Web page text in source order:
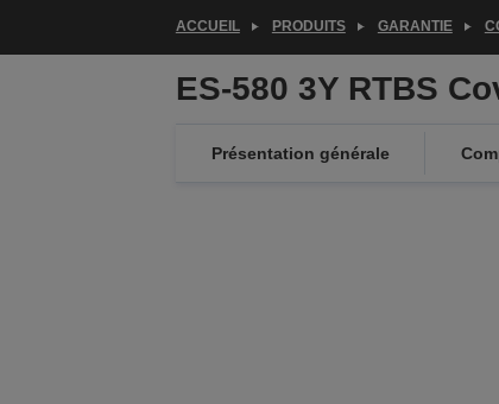
ACCUEIL PRODUITS GARANTIE
ES-580 3Y RTBS
Présentation générale